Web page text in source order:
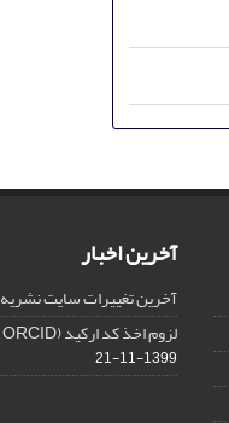
آخرین اخبار
آخرین تغییرات سایت نشریه
لزوم اخذ کد ارکید (ORCID) برای هر نویسنده
1399-11-21